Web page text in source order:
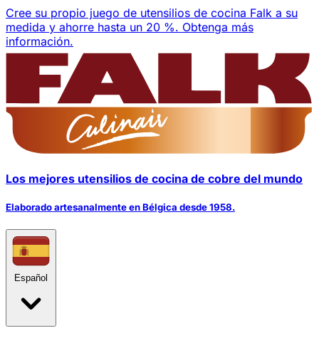
Cree su propio juego de utensilios de cocina Falk a su
medida y ahorre hasta un 20 %. Obtenga más
información.
Los mejores utensilios de cocina de cobre del mundo
Elaborado artesanalmente en Bélgica desde 1958.
Español